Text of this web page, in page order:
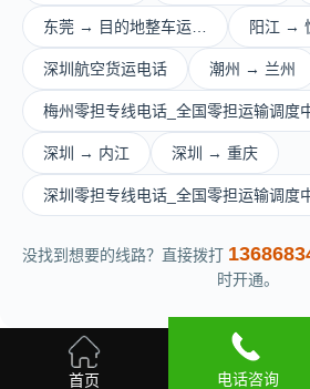
东莞 → 目的地整车运… 阳江 →
深圳航空货运电话 潮州 → 兰州
梅州零担专线电话_全国零担运输调度
深圳 → 内江 深圳 → 重庆
深圳零担专线电话_全国零担运输调度
没找到想要的线路？直接拨打
时开通。
首页 电话咨询